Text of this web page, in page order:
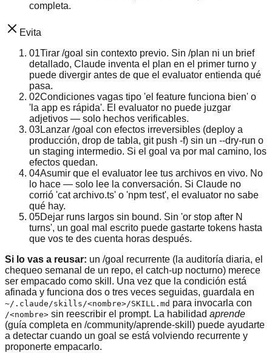
completa.
Evita
01Tirar /goal sin contexto previo. Sin /plan ni un brief
detallado, Claude inventa el plan en el primer turno y
puede divergir antes de que el evaluator entienda qué
pasa.
02Condiciones vagas tipo 'el feature funciona bien' o
'la app es rápida'. El evaluator no puede juzgar
adjetivos — solo hechos verificables.
03Lanzar /goal con efectos irreversibles (deploy a
producción, drop de tabla, git push -f) sin un --dry-run o
un staging intermedio. Si el goal va por mal camino, los
efectos quedan.
04Asumir que el evaluator lee tus archivos en vivo. No
lo hace — solo lee la conversación. Si Claude no
corrió 'cat archivo.ts' o 'npm test', el evaluator no sabe
qué hay.
05Dejar runs largos sin bound. Sin 'or stop after N
turns', un goal mal escrito puede gastarte tokens hasta
que vos te des cuenta horas después.
Si lo vas a reusar: un /goal recurrente (la auditoría diaria, el
chequeo semanal de un repo, el catch-up nocturno) merece
ser empacado como skill. Una vez que la condición está
afinada y funciona dos o tres veces seguidas, guardala en
~/.claude/skills/<nombre>/SKILL.md para invocarla con
/<nombre> sin reescribir el prompt. La habilidad aprende
(guía completa en /community/aprende-skill) puede ayudarte
a detectar cuando un goal se está volviendo recurrente y
proponerte empacarlo.